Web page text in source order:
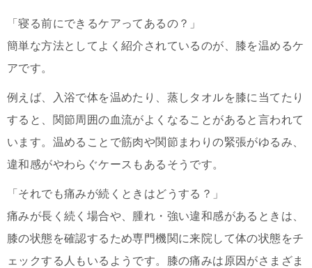
「寝る前にできるケアってあるの？」
簡単な方法としてよく紹介されているのが、膝を温めるケ
アです。
例えば、入浴で体を温めたり、蒸しタオルを膝に当てたり
すると、関節周囲の血流がよくなることがあると言われて
います。温めることで筋肉や関節まわりの緊張がゆるみ、
違和感がやわらぐケースもあるそうです。
「それでも痛みが続くときはどうする？」
痛みが長く続く場合や、腫れ・強い違和感があるときは、
膝の状態を確認するため専門機関に来院して体の状態をチ
ェックする人もいるようです。膝の痛みは原因がさまざま